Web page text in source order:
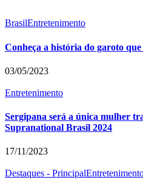
BrasilEntretenimento
Conheça a história do garoto
03/05/2023
Entretenimento
Sergipana será a única mulher
Supranational Brasil 2024
17/11/2023
Destaques - Principal